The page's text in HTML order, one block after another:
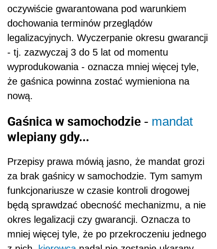
oczywiście gwarantowana pod warunkiem
dochowania terminów przeglądów
legalizacyjnych. Wyczerpanie okresu gwarancji
- tj. zazwyczaj 3 do 5 lat od momentu
wyprodukowania - oznacza mniej więcej tyle,
że gaśnica powinna zostać wymieniona na
nową.
Gaśnica w samochodzie - mandat
wlepiany gdy...
Przepisy prawa mówią jasno, że mandat grozi
za brak gaśnicy w samochodzie. Tym samym
funkcjonariusze w czasie kontroli drogowej
będą sprawdzać obecność mechanizmu, a nie
okres legalizacji czy gwarancji. Oznacza to
mniej więcej tyle, że po przekroczeniu jednego